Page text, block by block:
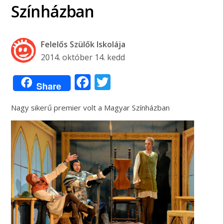
Színházban
Felelős Szülők Iskolája
2014. október 14. kedd
Share Facebook
Nagy sikerű premier volt a Magyar Színházban